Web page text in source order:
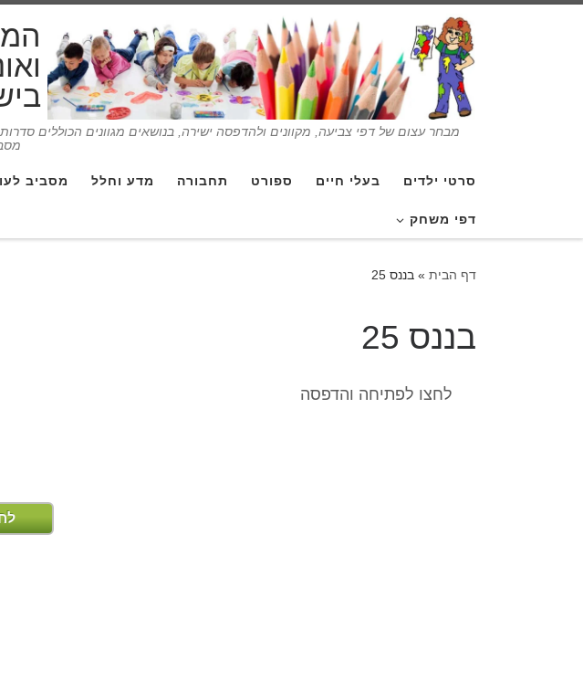
מבחר עצום של דפי צביעה, מקוונים ולהדפסה ישירה, בנושאים מגוונים הכוללים
סרטי ילדים בעלי חיים ספורט תחבורה מדע וחלל מסביב
דפי משחק
דף הבית » בננס 25
בננס 25
לחצו לפתיחה והדפסה